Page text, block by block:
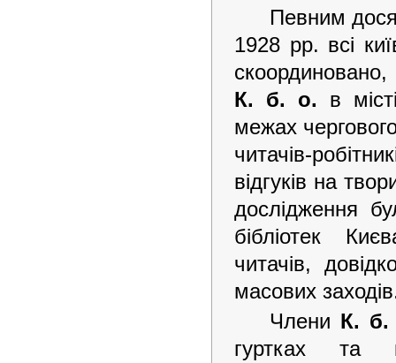
Певним
1928 рр. всі
К. б. о. в
межах
читачів-
відгуків на
дослідження
бібліотек
читачів,
масових
Члени К.
гуртках та